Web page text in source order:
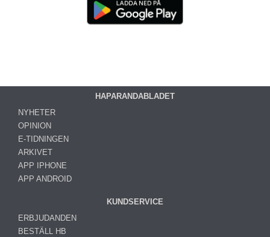
HAPARANDABLADET
NYHETER
OPINION
E-TIDNINGEN
ARKIVET
APP IPHONE
APP ANDROID
KUNDSERVICE
ERBJUDANDEN
BESTÄLL HB